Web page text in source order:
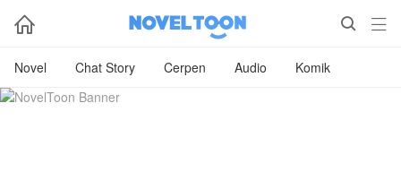
  
Novel Chat Story Cerpen Audio Komik